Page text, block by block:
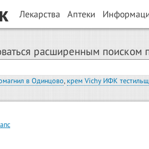
Лекарства Аптеки
расширенным поиском
в Одинцово, крем Vichy ИФК